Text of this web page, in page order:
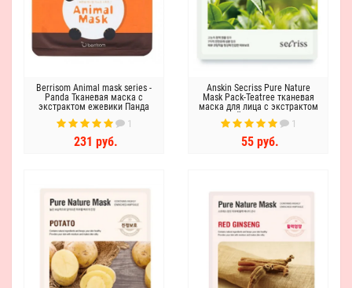
Berrisom Animal mask series -
Panda Тканевая маска с
экстрактом ежевики Панда
1
231 руб.
Anskin Secriss Pure Nature
Mask Pack-Teatree тканевая
маска для лица с экстрактом
чайного дерева
1
55 руб.